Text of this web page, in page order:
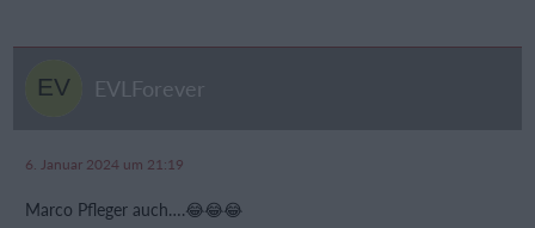
EVLForever
6. Januar 2024 um 21:19
Marco Pfleger auch….😂😂😂